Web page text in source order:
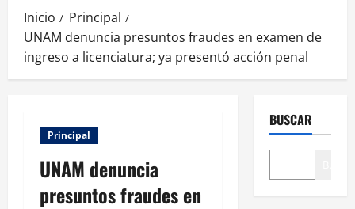
Inicio
Principal
UNAM denuncia presuntos fraudes en examen de
ingreso a licenciatura; ya presentó acción penal
Principal
UNAM denuncia
presuntos fraudes en
BUSCAR